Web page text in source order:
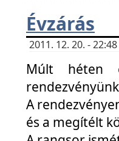
Évzárás
2011. 12. 20. -
Múlt héten
A
és a megítélt